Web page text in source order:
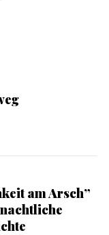
am Arsch”